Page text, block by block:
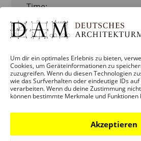
Um dir ein optimales Erlebnis zu bieten,
Cookies, um Geräteinformationen zu
zuzugreifen. Wenn du diesen Technologien
wie das Surfverhalten oder eindeutige IDs
verarbeiten. Wenn du deine Zustimmung
können bestimmte Merkmale und
Akzeptieren
Time:
19:00
Veranstaltung Category:
VERANSTALTUNG
Veranstaltung Tags:MEGA-
ORGANISATOREN
DEUTSCHES